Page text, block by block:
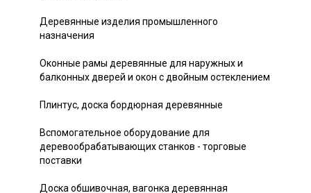
Деревянные изделия промышленного
назначения
Оконные рамы деревянные для наружных и
балконных дверей и окон с двойным остеклением
Плинтус, доска бордюрная деревянные
Вспомогательное оборудование для
деревообрабатывающих станков - торговые
поставки
Доска обшивочная, вагонка деревянная